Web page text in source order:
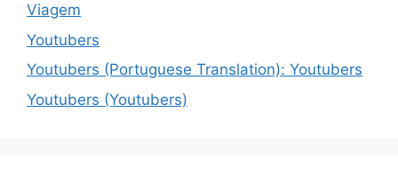
Viagem
Youtubers
Youtubers (Portuguese Translation): Youtubers
Youtubers (Youtubers)